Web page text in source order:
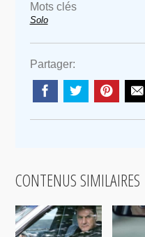
Mots clés
Solo
Partager:
CONTENUS SIMILAIRES